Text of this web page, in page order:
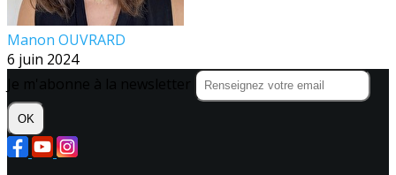
Manon OUVRARD
6 juin 2024
OK